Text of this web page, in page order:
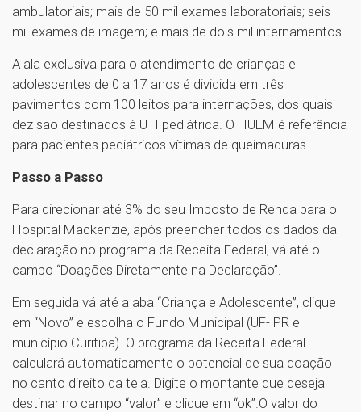
ambulatoriais; mais de 50 mil exames laboratoriais; seis
mil exames de imagem; e mais de dois mil internamentos.
A ala exclusiva para o atendimento de crianças e
adolescentes de 0 a 17 anos é dividida em três
pavimentos com 100 leitos para internações, dos quais
dez são destinados à UTI pediátrica. O HUEM é referência
para pacientes pediátricos vítimas de queimaduras.
Passo a Passo
Para direcionar até 3% do seu Imposto de Renda para o
Hospital Mackenzie, após preencher todos os dados da
declaração no programa da Receita Federal, vá até o
campo “Doações Diretamente na Declaração”.
Em seguida vá até a aba “Criança e Adolescente”, clique
em “Novo” e escolha o Fundo Municipal (UF- PR e
município Curitiba). O programa da Receita Federal
calculará automaticamente o potencial de sua doação
no canto direito da tela. Digite o montante que deseja
destinar no campo “valor” e clique em “ok”.O valor do